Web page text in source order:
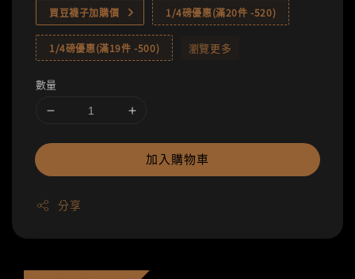
買豆襪子加購價 1/4磅優惠(滿20件 -520)
1/4磅優惠(滿19件 -500) 瀏覽更多
數量
加入購物車
分享